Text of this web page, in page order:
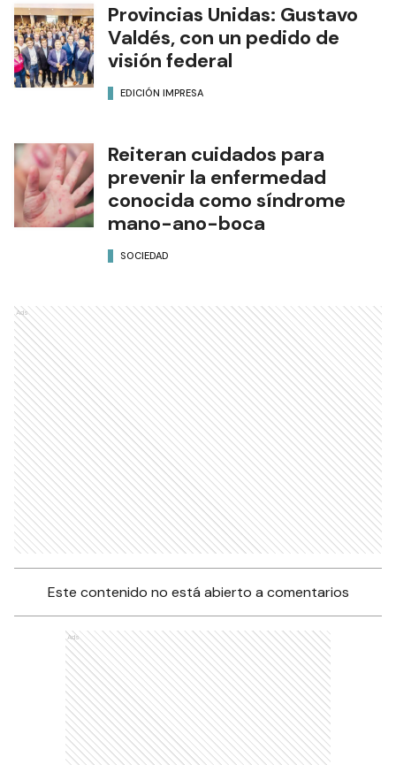
Provincias Unidas: Gustavo
Valdés, con un pedido de
visión federal
EDICIÓN IMPRESA
Reiteran cuidados para
prevenir la enfermedad
conocida como síndrome
mano-ano-boca
SOCIEDAD
Ads
Este contenido no está abierto a comentarios
Ads